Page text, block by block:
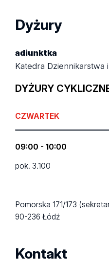
Dyżury
adiunktka
Katedra Dziennikarstwa
DYŻURY
CZWARTEK
09:00 - 10:00
pok. 3.100
Pomorska 171/173
90-236 Łódź
Kontakt